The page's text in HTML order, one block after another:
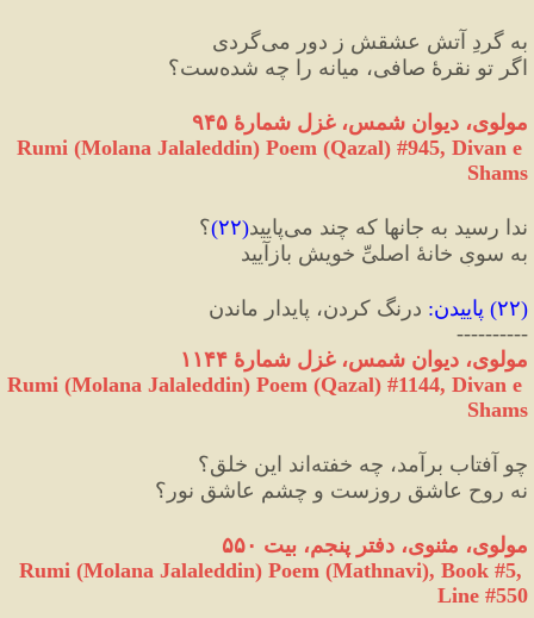
به گردِ آتشِ عشقش ز دور می‌گردی
اگر تو نقرهٔ صافی، میانه را چه شده‌ست؟
مولوی، دیوان شمس، غزل شمارهٔ ۹۴۵
Rumi (Molana Jalaleddin) Poem (Qazal) #945, Divan e
Shams
ندا رسید به جانها که چند می‌پایید (۲۲)؟
به سویِ خانۀ اصلیِّ خویش بازآیید
(۲۲) پاییدن: درنگ کردن، پایدار ماندن
----------
مولوی، دیوان شمس، غزل شمارهٔ ۱۱۴۴
Rumi (Molana Jalaleddin) Poem (Qazal) #1144, Divan e
Shams
چو آفتاب برآمد، چه خفته‌اند این خلق؟
نه روح عاشقِ روزست و چشم عاشقِ نور؟
مولوی، مثنوی، دفتر پنجم، بیت ۵۵۰
Rumi (Molana Jalaleddin) Poem (Mathnavi), Book #5,
Line #550